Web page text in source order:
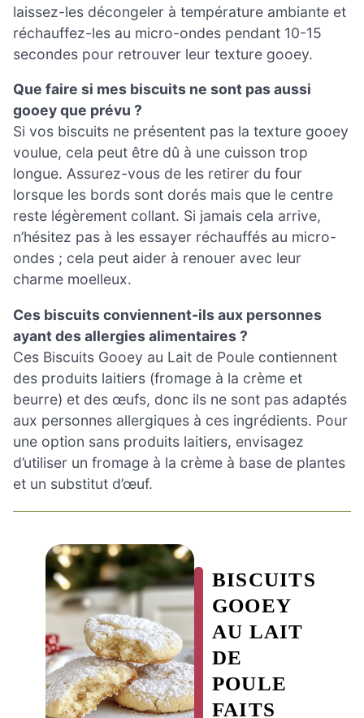
laissez-les décongeler à température ambiante et
réchauffez-les au micro-ondes pendant 10-15
secondes pour retrouver leur texture gooey.
Que faire si mes biscuits ne sont pas aussi
gooey que prévu ?
Si vos biscuits ne présentent pas la texture gooey
voulue, cela peut être dû à une cuisson trop
longue. Assurez-vous de les retirer du four
lorsque les bords sont dorés mais que le centre
reste légèrement collant. Si jamais cela arrive,
n’hésitez pas à les essayer réchauffés au micro-
ondes ; cela peut aider à renouer avec leur
charme moelleux.
Ces biscuits conviennent-ils aux personnes
ayant des allergies alimentaires ?
Ces Biscuits Gooey au Lait de Poule contiennent
des produits laitiers (fromage à la crème et
beurre) et des œufs, donc ils ne sont pas adaptés
aux personnes allergiques à ces ingrédients. Pour
une option sans produits laitiers, envisagez
d’utiliser un fromage à la crème à base de plantes
et un substitut d’œuf.
BISCUITS
GOOEY
AU LAIT
DE
POULE
FAITS